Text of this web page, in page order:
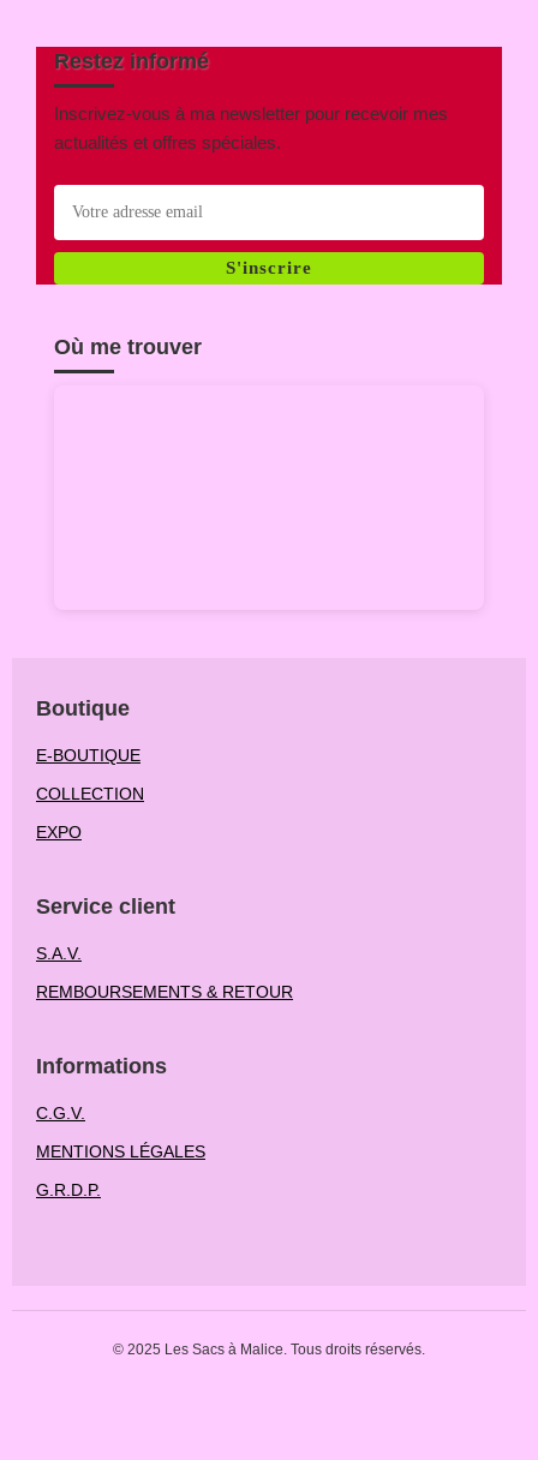
Où me trouver
Restez informé
Inscrivez-vous à ma newsletter pour recevoir mes
actualités et offres spéciales.
S'inscrire
Boutique
E-BOUTIQUE
COLLECTION
EXPO
Service client
S.A.V.
REMBOURSEMENTS & RETOUR
Informations
C.G.V.
MENTIONS LÉGALES
G.R.D.P.
© 2025 Les Sacs à Malice. Tous droits réservés.